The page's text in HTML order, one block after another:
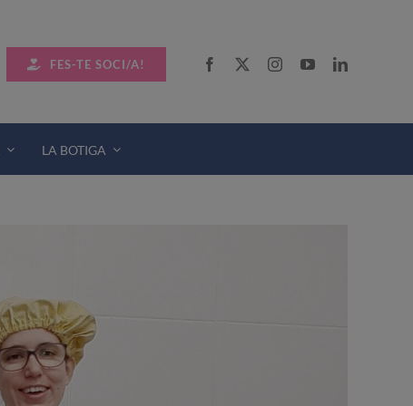
FES-TE SOCI/A!
LA BOTIGA